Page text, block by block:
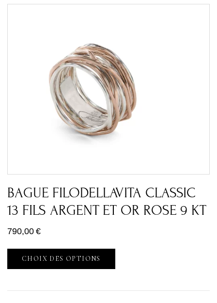
BAGUE FILODELLAVITA CLASSIC
13 FILS ARGENT ET OR ROSE 9 KT
790,00€
CHOIX DES OPTIONS